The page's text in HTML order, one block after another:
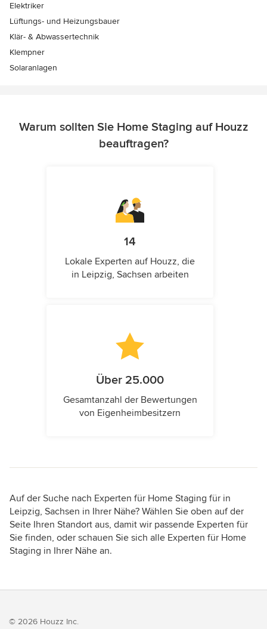
Elektriker
Lüftungs- und Heizungsbauer
Klär- & Abwassertechnik
Klempner
Solaranlagen
Warum sollten Sie Home Staging auf Houzz
beauftragen?
14
Lokale Experten auf Houzz, die
in Leipzig, Sachsen arbeiten
Über 25.000
Gesamtanzahl der Bewertungen
von Eigenheimbesitzern
Auf der Suche nach Experten für Home Staging für in
Leipzig, Sachsen in Ihrer Nähe? Wählen Sie oben auf der
Seite Ihren Standort aus, damit wir passende Experten für
Sie finden, oder schauen Sie sich alle Experten für Home
Staging in Ihrer Nähe an.
© 2026 Houzz Inc.